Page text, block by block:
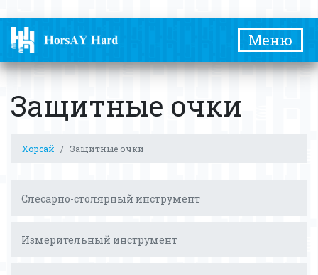
Меню
Защитные очки
Хорсай Защитные очки
Слесарно-столярный инструмент
Измерительный инструмент